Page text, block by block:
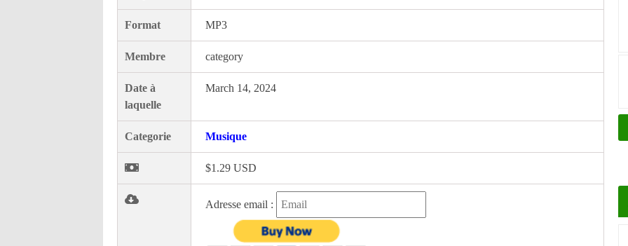
Format MP3
Membre category
Date à
laquelle
March 14, 2024
Categorie Musique
$1.29 USD
Adresse email :